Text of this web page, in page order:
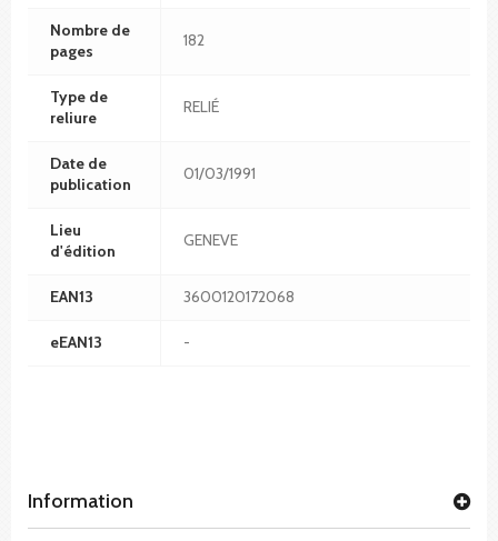
Nombre de
pages
182
Type de
reliure
RELIÉ
Date de
publication
01/03/1991
Lieu
d'édition
GENEVE
EAN13 3600120172068
eEAN13 -
Information